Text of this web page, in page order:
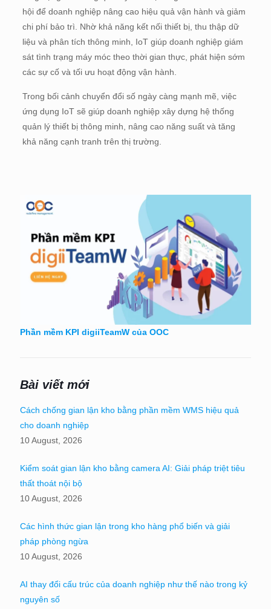
hội để doanh nghiệp nâng cao hiệu quả vận hành và giảm
chi phí bảo trì. Nhờ khả năng kết nối thiết bị, thu thập dữ
liệu và phân tích thông minh, IoT giúp doanh nghiệp giám
sát tình trạng máy móc theo thời gian thực, phát hiện sớm
các sự cố và tối ưu hoạt động vận hành.
Trong bối cảnh chuyển đổi số ngày càng mạnh mẽ, việc
ứng dụng IoT sẽ giúp doanh nghiệp xây dựng hệ thống
quản lý thiết bị thông minh, nâng cao năng suất và tăng
khả năng cạnh tranh trên thị trường.
Phần mềm KPI digiiTeamW của OOC
Bài viết mới
Cách chống gian lận kho bằng phần mềm WMS hiệu quả
cho doanh nghiệp
10 August, 2026
Kiểm soát gian lận kho bằng camera AI: Giải pháp triệt tiêu
thất thoát nội bộ
10 August, 2026
Các hình thức gian lận trong kho hàng phổ biến và giải
pháp phòng ngừa
10 August, 2026
AI thay đổi cấu trúc của doanh nghiệp như thế nào trong kỷ
nguyên số